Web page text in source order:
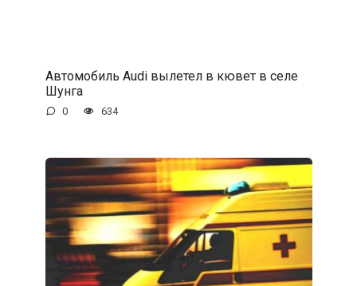
Автомобиль Audi вылетел в кювет в селе
Шунга
0 634